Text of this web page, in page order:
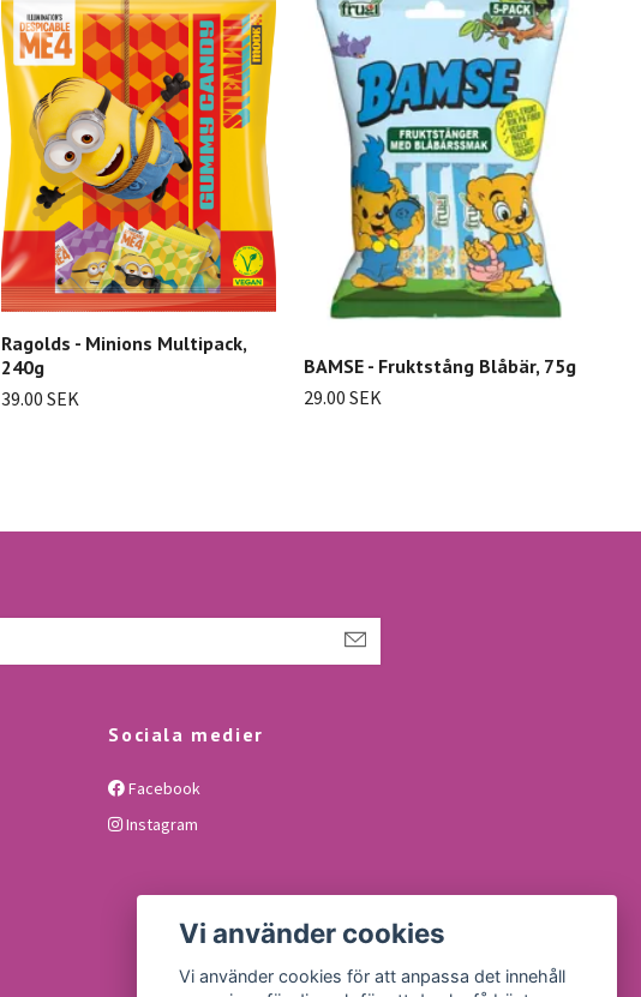
Ragolds - Minions Multipack,
240g
39.00 SEK
BAMSE - Fruktstång Blåbär, 75g
29.00 SEK
Sociala medier
Facebook
Instagram
Vi använder cookies
Vi använder cookies för att anpassa det innehåll